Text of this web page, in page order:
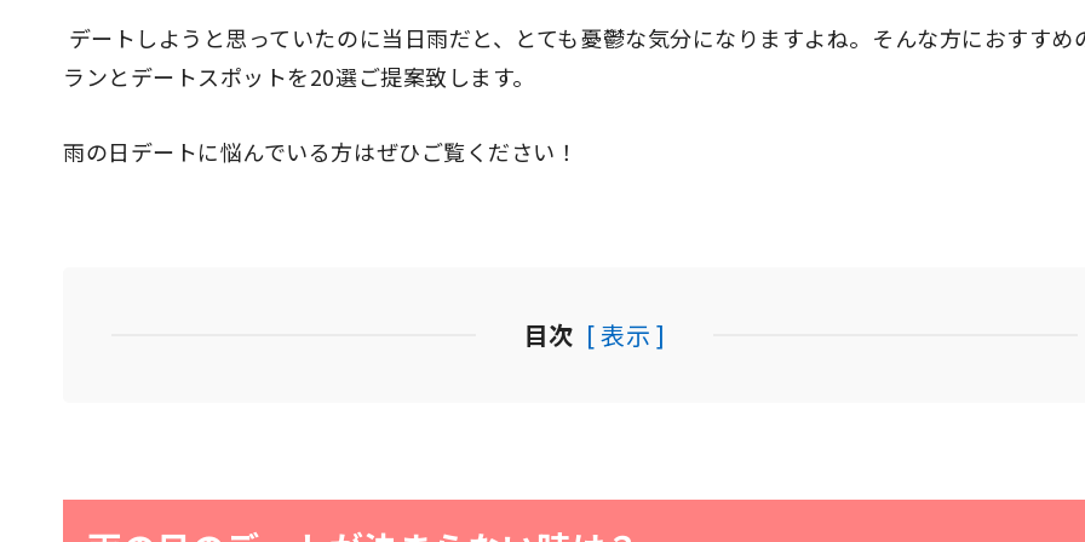
デートしようと思っていたのに当日雨だと、とても憂鬱な気分になりますよね。そんな方におすすめ
ランとデートスポットを20選ご提案致します。
雨の日デートに悩んでいる方はぜひご覧ください！
目次 [ 表示 ]